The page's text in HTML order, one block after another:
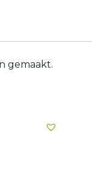
gemaakt.